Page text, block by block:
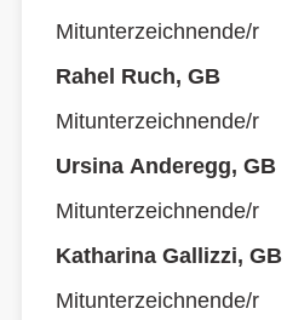
Mitunterzeichnende/r
Rahel Ruch, GB
Mitunterzeichnende/r
Ursina Anderegg, GB
Mitunterzeichnende/r
Katharina Gallizzi, GB
Mitunterzeichnende/r